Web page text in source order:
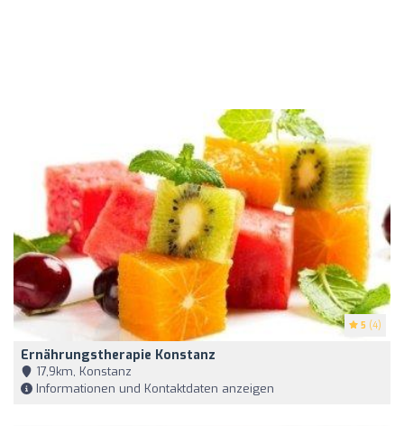
5 (4)
Ernährungstherapie Konstanz
17,9km, Konstanz
Informationen und Kontaktdaten anzeigen